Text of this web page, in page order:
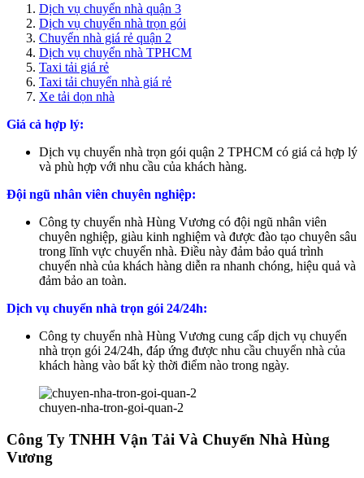
Dịch vụ chuyển nhà quận 3
Dịch vụ chuyển nhà trọn gói
Chuyển nhà giá rẻ quận 2
Dịch vụ chuyển nhà TPHCM
Taxi tải giá rẻ
Taxi tải chuyển nhà giá rẻ
Xe tải dọn nhà
Giá cả hợp lý:
Dịch vụ chuyển nhà trọn gói quận 2 TPHCM có giá cả hợp lý
và phù hợp với nhu cầu của khách hàng.
Đội ngũ nhân viên chuyên nghiệp:
Công ty chuyển nhà Hùng Vương có đội ngũ nhân viên
chuyên nghiệp, giàu kinh nghiệm và được đào tạo chuyên sâu
trong lĩnh vực chuyển nhà. Điều này đảm bảo quá trình
chuyển nhà của khách hàng diễn ra nhanh chóng, hiệu quả và
đảm bảo an toàn.
Dịch vụ chuyển nhà trọn gói 24/24h:
Công ty chuyển nhà Hùng Vương cung cấp dịch vụ chuyển
nhà trọn gói 24/24h, đáp ứng được nhu cầu chuyển nhà của
khách hàng vào bất kỳ thời điểm nào trong ngày.
chuyen-nha-tron-goi-quan-2
Công Ty TNHH Vận Tải Và Chuyển Nhà Hùng
Vương